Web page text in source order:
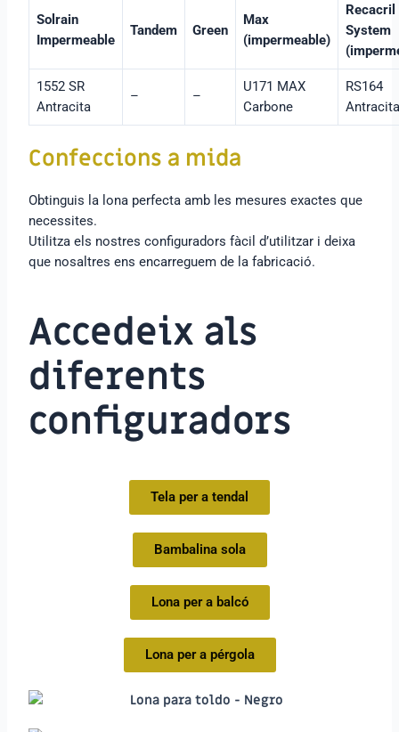
Solrain
Impermeable
Tandem Green
Max
(impermeable)
Recacril
System
1552 SR
Antracita
– –
U171 MAX
Carbone
RS164
Confeccions a mida
Obtinguis la lona perfecta amb les mesures exactes que
necessites.
Utilitza els nostres configuradors fàcil d’utilitzar i deixa
que nosaltres ens encarreguem de la fabricació.
Accedeix als
diferents
configuradors
Tela per a tendal
Bambalina sola
Lona per a balcó
Lona per a pérgola